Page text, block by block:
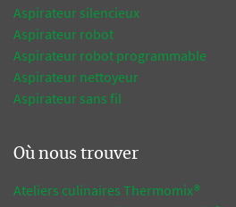
Aspirateur silencieux
Aspirateur robot
Aspirateur robot programmable
Aspirateur nettoyeur
Aspirateur sans fil
Où nous trouver
Ateliers culinaires Thermomix®